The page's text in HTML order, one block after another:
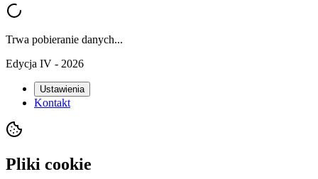
Trwa pobieranie danych...
Edycja IV - 2026
Ustawienia
Kontakt
Pliki cookie